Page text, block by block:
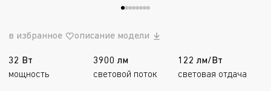
в избранное описание модели
32 Вт
мощность
3900 лм
световой поток
122 лм/Вт
световая отдача